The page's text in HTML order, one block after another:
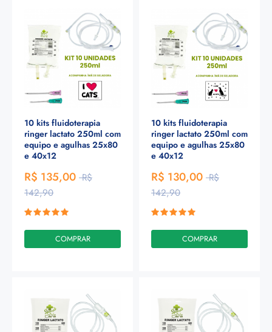
10 kits fluidoterapia
ringer lactato 250ml com
equipo e agulhas 25x80
e 40x12
R$ 135,00 R$
142,90
COMPRAR
10 kits fluidoterapia
ringer lactato 250ml com
equipo e agulhas 25x80
e 40x12
R$ 130,00 R$
142,90
COMPRAR